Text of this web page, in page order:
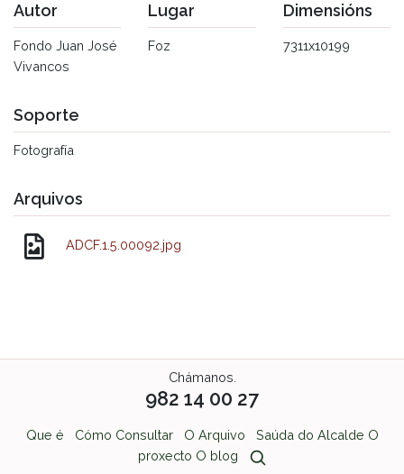
Autor
Fondo Juan José
Vivancos
Lugar
Foz
Dimensións
7311x10199
Soporte
Fotografía
Arquivos
ADCF.1.5.00092.jpg
Chámanos.
982 14 00 27
Que é Cómo Consultar O Arquivo Saúda do Alcalde O
proxecto O blog